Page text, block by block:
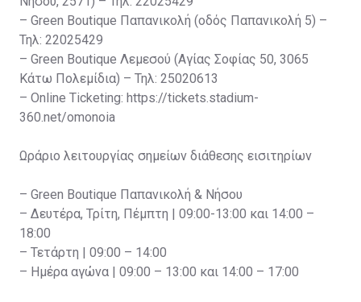
– Green Boutique Παπανικολή (οδός Παπανικολή 5) –
Τηλ: 22025429
– Green Boutique Λεμεσού (Αγίας Σοφίας 50, 3065
Κάτω Πολεμίδια) – Τηλ: 25020613
– Online Ticketing: https://tickets.stadium-
360.net/omonoia
Ωράριο λειτουργίας σημείων διάθεσης εισιτηρίων
– Green Boutique Παπανικολή & Νήσου
– Δευτέρα, Τρίτη, Πέμπτη | 09:00-13:00 και 14:00 –
18:00
– Τετάρτη | 09:00 – 14:00
– Ημέρα αγώνα | 09:00 – 13:00 και 14:00 – 17:00